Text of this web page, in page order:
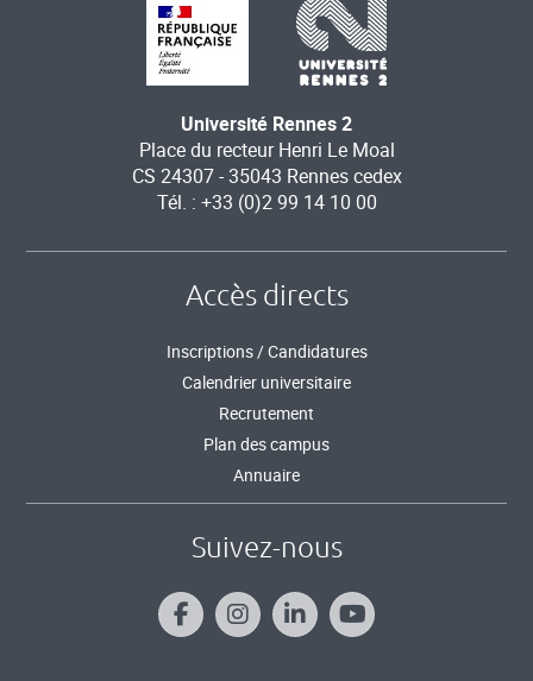
Université Rennes 2
Place du recteur Henri Le Moal
CS 24307 - 35043 Rennes cedex
Tél. : +33 (0)2 99 14 10 00
Accès directs
Inscriptions / Candidatures
Calendrier universitaire
Recrutement
Plan des campus
Annuaire
Suivez-nous